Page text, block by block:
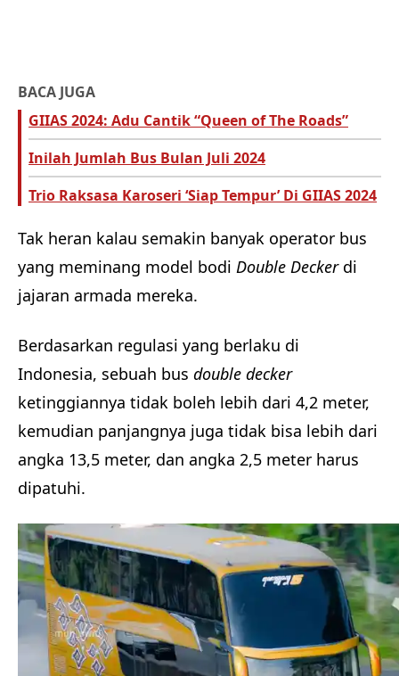
BACA JUGA
GIIAS 2024: Adu Cantik “Queen of The Roads”
Inilah Jumlah Bus Bulan Juli 2024
Trio Raksasa Karoseri ‘Siap Tempur’ Di GIIAS 2024
Tak heran kalau semakin banyak operator bus
yang meminang model bodi Double Deckerdi
jajaran armada mereka.
Berdasarkan regulasi yang berlaku di
Indonesia, sebuah bus double decker
ketinggiannya tidak boleh lebih dari 4,2 meter,
kemudian panjangnya juga tidak bisa lebih dari
angka 13,5 meter, dan angka 2,5 meter harus
dipatuhi.